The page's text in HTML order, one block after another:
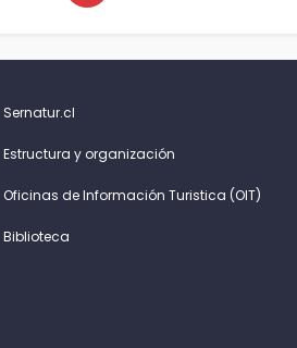
Sernatur.cl
Estructura y organización
Oficinas de Información Turistica (OIT)
Biblioteca